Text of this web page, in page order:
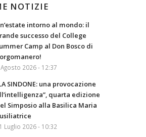
NOTIZIE
intorno al mondo: il
successo del College
Camp al Don Bosco di
2026 - 12:37
SINDONE: una provocazione
quarta edizione
Simposio alla Basilica Maria
Luglio 2026 - 10:32